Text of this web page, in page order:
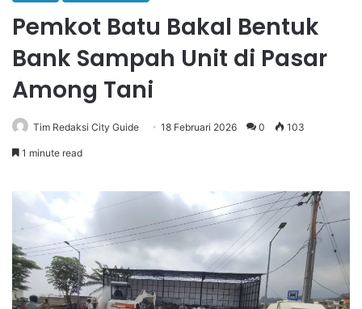
Pemkot Batu Bakal Bentuk
Bank Sampah Unit di Pasar
Among Tani
Tim Redaksi City Guide 18 Februari 2026 0 103
1 minute read